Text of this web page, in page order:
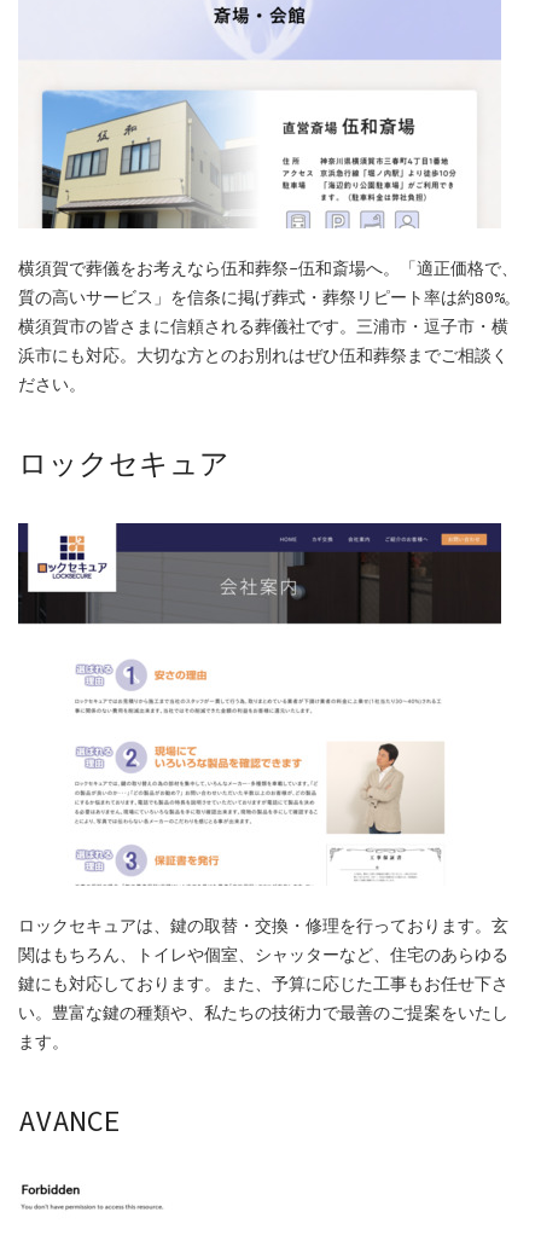
横須賀で葬儀をお考えなら伍和葬祭-伍和斎場へ。「適正価格で、
質の高いサービス」を信条に掲げ葬式・葬祭リピート率は約80%。
横須賀市の皆さまに信頼される葬儀社です。三浦市・逗子市・横
浜市にも対応。大切な方とのお別れはぜひ伍和葬祭までご相談く
ださい。
ロックセキュア
ロックセキュアは、鍵の取替・交換・修理を行っております。玄
関はもちろん、トイレや個室、シャッターなど、住宅のあらゆる
鍵にも対応しております。また、予算に応じた工事もお任せ下さ
い。豊富な鍵の種類や、私たちの技術力で最善のご提案をいたし
ます。
AVANCE